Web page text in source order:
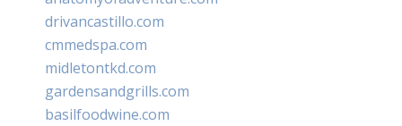
drivancastillo.com
cmmedspa.com
midletontkd.com
gardensandgrills.com
basilfoodwine.com